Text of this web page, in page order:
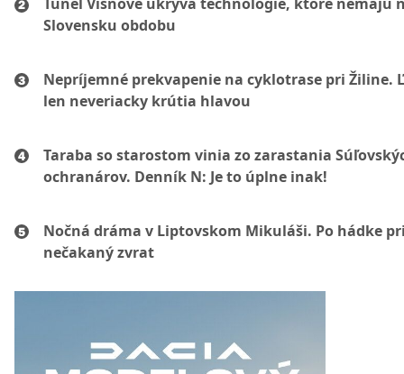
Slovensku obdobu
Nepríjemné prekvapenie na cyklotrase pri Žiline.
len neveriacky krútia hlavou
Taraba so starostom vinia zo zarastania
ochranárov. Denník N: Je to úplne inak!
Nočná dráma v Liptovskom Mikuláši. Po hádke
nečakaný zvrat